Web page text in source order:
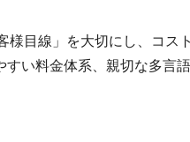
様目線」を大切にし、コス
すい料金体系、親切な多言